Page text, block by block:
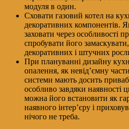
модуля в один.
Сховати газовий котел на
декоративних компонентів.
заховати через особливості
спробувати його
декоративних і штучних
При плануванні дизайну
опалення, як невід’ємну
системи мають досить
особливо завдяки наявності
можна його встановити як
наявного інтер’єру і
нічого не треба.